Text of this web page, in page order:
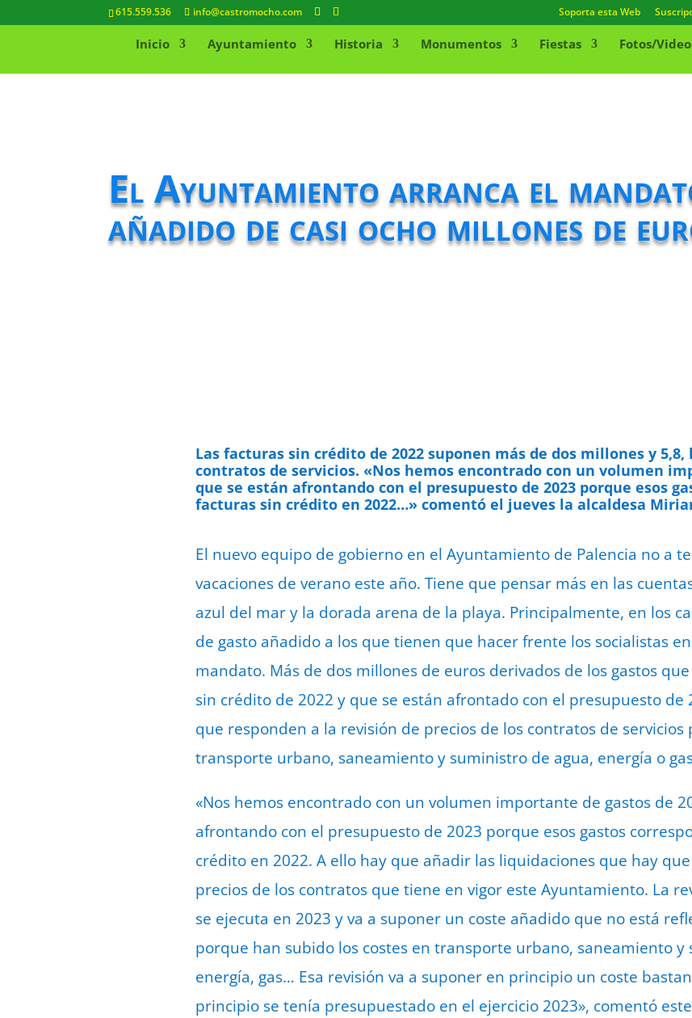
615.559.536 info@castromocho.com Soporta esta Web
Inicio Ayuntamiento Historia Monumentos Fiestas Fotos/
El Ayuntamiento arranca el
añadido de casi ocho millones de
Las facturas sin crédito de 2022 suponen más de dos millones y
contratos de servicios. «Nos hemos encontrado con un volumen
que se están afrontando con el presupuesto de 2023 porque esos
facturas sin crédito en 2022…» comentó el jueves la alcaldesa
El nuevo equipo de gobierno en el Ayuntamiento de Palencia no a
vacaciones de verano este año. Tiene que pensar más en las
azul del mar y la dorada arena de la playa. Principalmente, en los
de gasto añadido a los que tienen que hacer frente los socialistas
mandato. Más de dos millones de euros derivados de los gastos
sin crédito de 2022 y que se están afrontado con el presupuesto de
que responden a la revisión de precios de los contratos de servicios
transporte urbano, saneamiento y suministro de agua, energía o
«Nos hemos encontrado con un volumen importante de gastos de
afrontando con el presupuesto de 2023 porque esos gastos
crédito en 2022. A ello hay que añadir las liquidaciones que hay
precios de los contratos que tiene en vigor este Ayuntamiento. La
se ejecuta en 2023 y va a suponer un coste añadido que no está
porque han subido los costes en transporte urbano, saneamiento y
energía, gas… Esa revisión va a suponer en principio un coste
principio se tenía presupuestado en el ejercicio 2023», comentó